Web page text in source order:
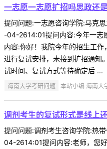
一志愿一志愿扩招吗思政还
提问问题:一志愿咨询学院:马克
-04-2614:01提问内容:今年一志
内容:你好！我院今年的招生工作
进行复试安排，未接到扩招通知
试时间、复试方式等待确定后 ...
海南大学考研问题 本站小编 海南
调剂考生的复试形式是线上
提问问题:调剂考生咨询学院:热
04-2614:01提问内容:老师，您